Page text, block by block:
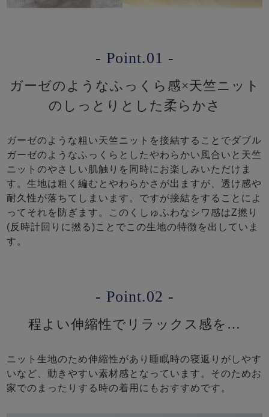
- Point.01 -
ガーゼのようなふっくら感×天竺ニット
のしっとりとした柔らかさ
ガーゼのような粗い天竺ニットを接結することでダブル
ガーゼのようなふっくらとしたやわらかい風合いと天竺
ニットのやさしい肌触りを同時にお楽しみいただけま
す。生地は粗く編むとやわらかさが出ますが、透け感や
耐久性が落ちてしまいます。ですが接結をすることによ
ってそれを防ぎます。このくしゅふわなシワ感はZ撚り
(反時計回りに撚る)ことでこの生地の特徴を出していま
す。
- Point.02 -
程よい伸縮性でリラックス感を…
ニット生地のため伸縮性があり睡眠時の寝返りがしやす
いなど、動きやすい素材感となっています。そのためお
家でのまったりする時の着用にもおすすめです。